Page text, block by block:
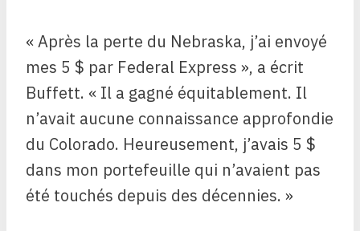
« Après la perte du Nebraska, j’ai envoyé
mes 5 $ par Federal Express », a écrit
Buffett. « Il a gagné équitablement. Il
n’avait aucune connaissance approfondie
du Colorado. Heureusement, j’avais 5 $
dans mon portefeuille qui n’avaient pas
été touchés depuis des décennies. »